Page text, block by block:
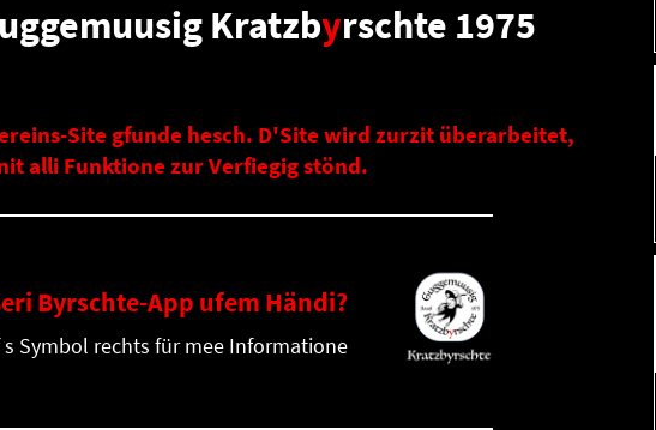
Kratzbyrschte 1975
Site gfunde hesch. D'Site wird zurzit überarbeitet,
alli Funktione zur Verfiegig stönd.
Byrschte-App ufem Händi?
s Symbol rechts für mee Informatione